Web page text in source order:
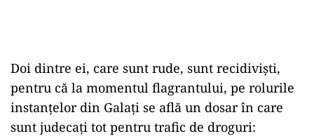
Doi dintre ei, care sunt rude, sunt recidiviști,
pentru că la momentul flagrantului, pe rolurile
instanțelor din Galați se află un dosar în care
sunt judecați tot pentru trafic de droguri: